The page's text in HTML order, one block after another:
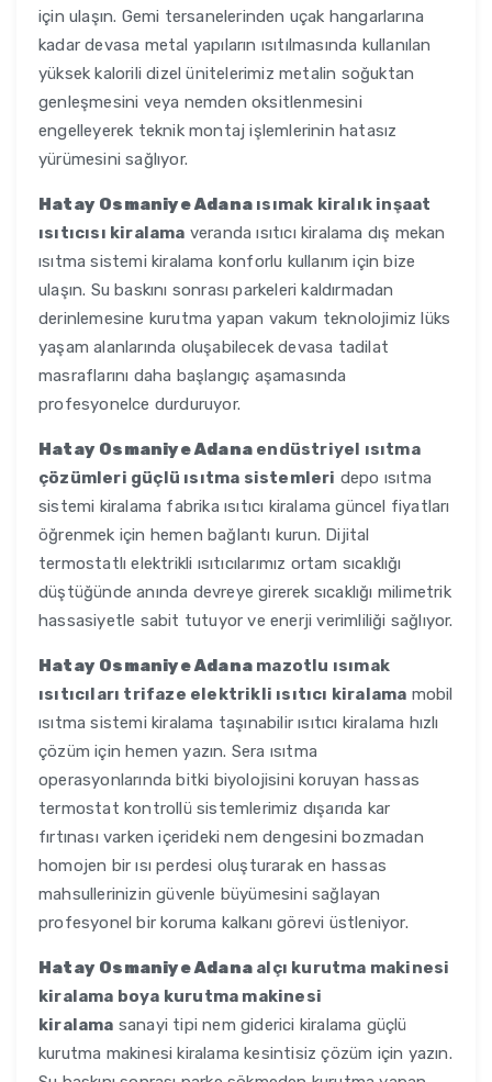
için ulaşın. Gemi tersanelerinden uçak hangarlarına
kadar devasa metal yapıların ısıtılmasında kullanılan
yüksek kalorili dizel ünitelerimiz metalin soğuktan
genleşmesini veya nemden oksitlenmesini
engelleyerek teknik montaj işlemlerinin hatasız
yürümesini sağlıyor.
Hatay Osmaniye Adana ısımak kiralık inşaat
ısıtıcısı kiralama veranda ısıtıcı kiralama dış mekan
ısıtma sistemi kiralama konforlu kullanım için bize
ulaşın. Su baskını sonrası parkeleri kaldırmadan
derinlemesine kurutma yapan vakum teknolojimiz lüks
yaşam alanlarında oluşabilecek devasa tadilat
masraflarını daha başlangıç aşamasında
profesyonelce durduruyor.
Hatay Osmaniye Adana endüstriyel ısıtma
çözümleri güçlü ısıtma sistemleri depo ısıtma
sistemi kiralama fabrika ısıtıcı kiralama güncel fiyatları
öğrenmek için hemen bağlantı kurun. Dijital
termostatlı elektrikli ısıtıcılarımız ortam sıcaklığı
düştüğünde anında devreye girerek sıcaklığı milimetrik
hassasiyetle sabit tutuyor ve enerji verimliliği sağlıyor.
Hatay Osmaniye Adana mazotlu ısımak
ısıtıcıları trifaze elektrikli ısıtıcı kiralama mobil
ısıtma sistemi kiralama taşınabilir ısıtıcı kiralama hızlı
çözüm için hemen yazın. Sera ısıtma
operasyonlarında bitki biyolojisini koruyan hassas
termostat kontrollü sistemlerimiz dışarıda kar
fırtınası varken içerideki nem dengesini bozmadan
homojen bir ısı perdesi oluşturarak en hassas
mahsullerinizin güvenle büyümesini sağlayan
profesyonel bir koruma kalkanı görevi üstleniyor.
Hatay Osmaniye Adana alçı kurutma makinesi
kiralama boya kurutma makinesi
kiralama sanayi tipi nem giderici kiralama güçlü
kurutma makinesi kiralama kesintisiz çözüm için yazın.